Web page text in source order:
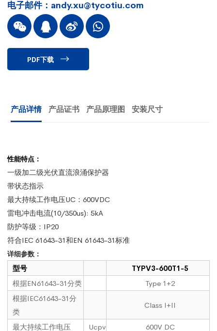
电子邮件：andy.xu@tycotiu.com
PDF下载
产品详情 产品证书 产品原理图 安装尺寸
性能特点：
一级加二级光伏直流浪涌保护器
带状态指示
最大持续工作电压UC：600VDC
雷电冲击电流(10/350us): 5kA
防护等级：IP20
符合IEC 61643-31和EN 61643-31标准
详细参数：
型号
TYPV3-600T1-5
根据EN61643-31分类
Type 1+2
根据IEC61643-31分
类
Class I+II
最大持续工作电压 Ucpv 600V DC